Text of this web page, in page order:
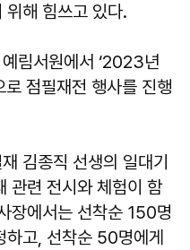
위해 힘쓰고 있다.
림서원에서 ‘2023년
로 점필재전 행사를 진행
김종직 선생의 일대기
관련 전시와 체험이 함
장에서는 선착순 150명
하고, 선착순 50명에게